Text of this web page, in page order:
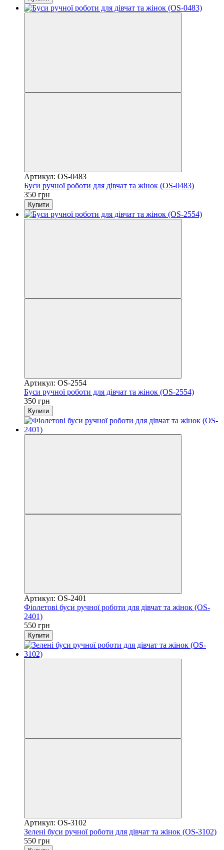
Артикул: OS-0483
Буси ручної роботи для дівчат та жінок (OS-0483)
350 грн
Купити
Артикул: OS-2554
Буси ручної роботи для дівчат та жінок (OS-2554)
350 грн
Купити
Артикул: OS-2401
Фіолетові буси ручної роботи для дівчат та жінок (OS-
2401)
550 грн
Купити
Артикул: OS-3102
Зелені буси ручної роботи для дівчат та жінок (OS-3102)
550 грн